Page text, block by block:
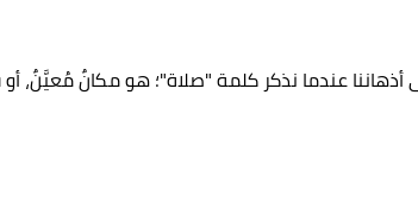
أذهاننا عندما نذكر كلمة "صلاة"؛ هو مكانٌ مُعيَّنٌ،